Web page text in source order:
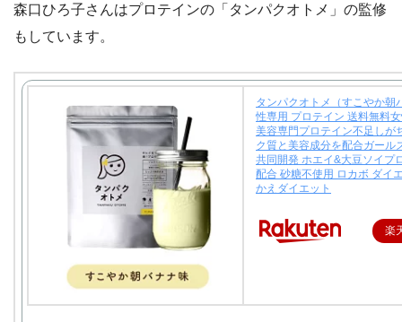
森口ひろ子さんはプロテインの「タンパクオトメ」の監修
もしています。
タンパクオトメ（すこやか朝
性専用 プロテイン 送料無料
美容専門プロテイン不足しが
ク質と美容成分を配合ガール
共同開発 ホエイ&大豆ソイプ
配合 砂糖不使用 ロカボ ダイ
かえダイエット
楽